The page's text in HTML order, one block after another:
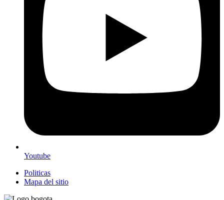
Youtube
Politicas
Mapa del sitio